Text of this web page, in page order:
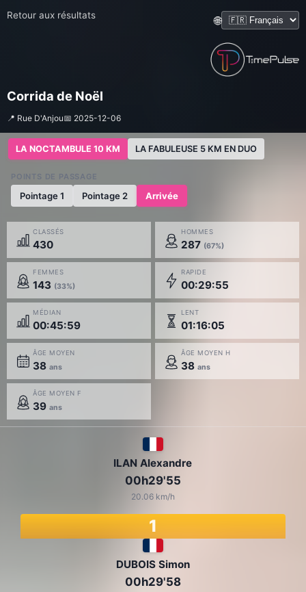
Retour aux résultats 🌐
Corrida de Noël
📍 Rue D'Anjou📅 2025-12-06
LA NOCTAMBULE 10 KM LA FABULEUSE 5 KM EN DUO
POINTS DE PASSAGE
Pointage 1 Pointage 2 Arrivée
CLASSÉS
430
HOMMES
287 (67%)
FEMMES
143 (33%)
RAPIDE
00:29:55
MÉDIAN
00:45:59
LENT
01:16:05
ÂGE MOYEN
38 ans
ÂGE MOYEN H
38 ans
ÂGE MOYEN F
39 ans
DUBOIS Simon
00h29'58
ILAN Alexandre
00h29'55
20.06 km/h
1